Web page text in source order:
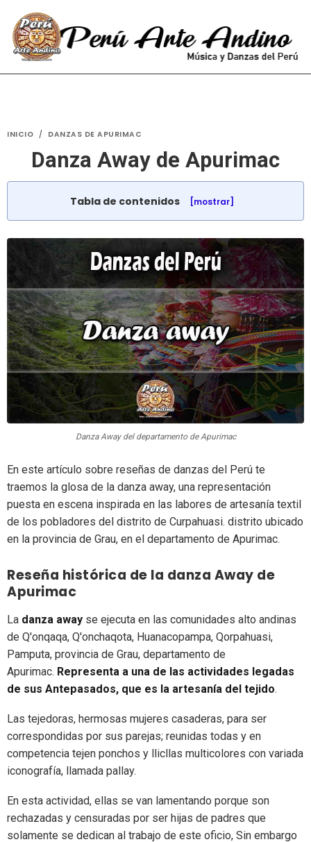
INICIO / DANZAS DE APURIMAC
Danza Away de Apurimac
Tabla de contenidos [mostrar]
Danza Away del departamento de Apurimac
En este artículo sobre reseñas de danzas del Perú te
traemos la glosa de la danza away, una representación
puesta en escena inspirada en las labores de artesanía textil
de los pobladores del distrito de Curpahuasi. distrito ubicado
en la provincia de Grau, en el departamento de Apurimac.
Reseña histórica de la danza Away de
Apurimac
La danza away se ejecuta en las comunidades alto andinas
de Q'onqaqa, Q'onchaqota, Huanacopampa, Qorpahuasi,
Pamputa, provincia de Grau, departamento de
Apurimac. Representa a una de las actividades legadas
de sus Antepasados, que es la artesanía del tejido.
Las tejedoras, hermosas mujeres casaderas, para ser
correspondidas por sus parejas; reunidas todas y en
competencia tejen ponchos y llicllas multicolores con variada
iconografía, llamada pallay.
En esta actividad, ellas se van lamentando porque son
rechazadas y censuradas por ser hijas de padres que
solamente se dedican al trabajo de este oficio, Sin embargo